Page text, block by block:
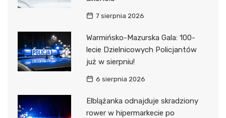
7 sierpnia 2026
Warmińsko-Mazurska Gala: 100-
lecie Dzielnicowych Policjantów
już w sierpniu!
6 sierpnia 2026
Elblążanka odnajduje skradziony
rower w hipermarkecie po